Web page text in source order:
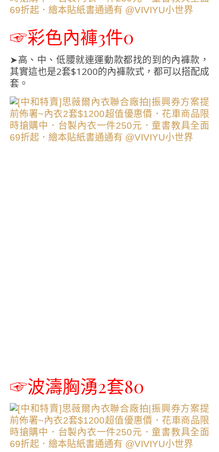
☞彩色內褲3件0
➤高、中、低腰就連運動款都找的到的內褲款，
其實這也是2套$1200的內褲款式，都可以搭配成
套。
☞波濤胸湧2套80